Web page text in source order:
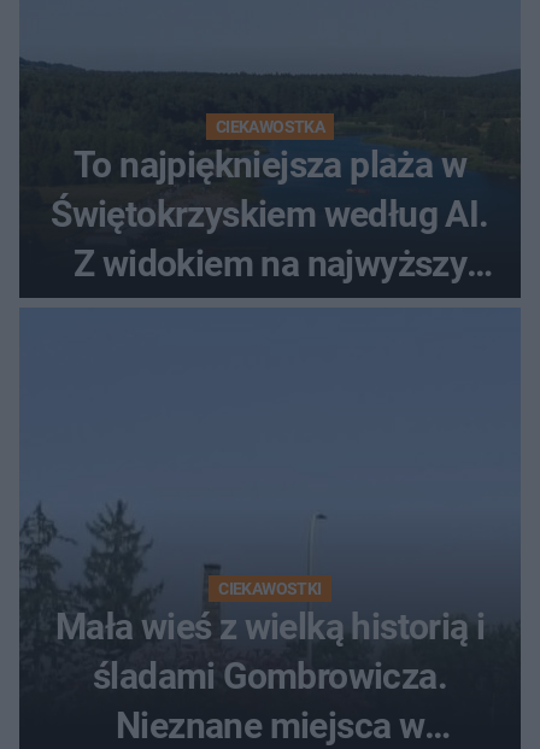
CIEKAWOSTKA
To najpiękniejsza plaża w
Świętokrzyskiem według AI.
Z widokiem na najwyższy
szczyt Gór Świętokrzyskich
CIEKAWOSTKI
Mała wieś z wielką historią i
śladami Gombrowicza.
Nieznane miejsca w